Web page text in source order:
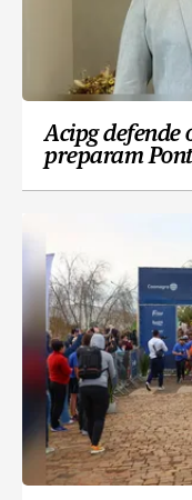
Acipg defende
preparam